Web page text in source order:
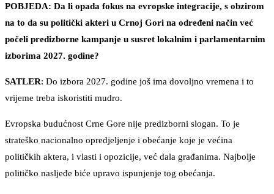
POBJEDA: Da li opada fokus na evropske integracije, s obzirom
na to da su politički akteri u Crnoj Gori na određeni način već
počeli predizborne kampanje u susret lokalnim i parlamentarnim
izborima 2027. godine?
SATLER: Do izbora 2027. godine još ima dovoljno vremena i to
vrijeme treba iskoristiti mudro.
Evropska budućnost Crne Gore nije predizborni slogan. To je
strateško nacionalno opredjeljenje i obećanje koje je većina
političkih aktera, i vlasti i opozicije, već dala građanima. Najbolje
političko nasljeđe biće upravo ispunjenje tog obećanja.